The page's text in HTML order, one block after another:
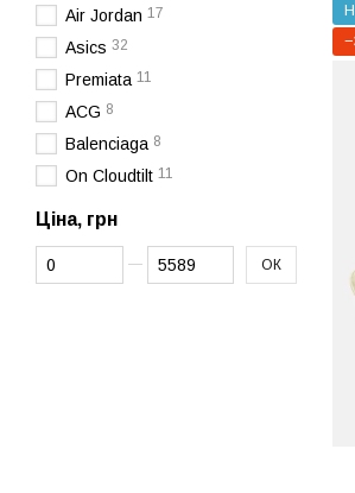
Air Jordan 17
Asics 32
Premiata 11
ACG 8
Balenciaga 8
On Cloudtilt 11
Ціна, грн
Від Ціна, грн
До Ціна, грн ОК